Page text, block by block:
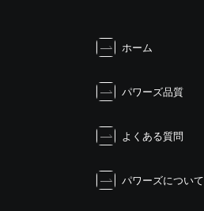
ホーム
パワーズ品質
よくある質問
パワーズについて